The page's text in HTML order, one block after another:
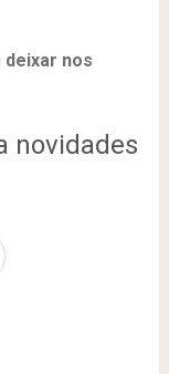
nos
novidades